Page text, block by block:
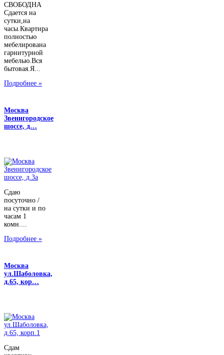
СВОБОДНА
Сдается на
сутки,на
часы.Квартира
полностью
мебелирована
гарнитурной
мебелью.Вся
бытовая.Я...
Подробнее »
Москва
Звенигородское
шоссе, д…
Сдаю
посуточно /
на сутки и по
часам 1
комн....
Подробнее »
Москва
ул.Шаболовка,
д.65, кор…
Сдам